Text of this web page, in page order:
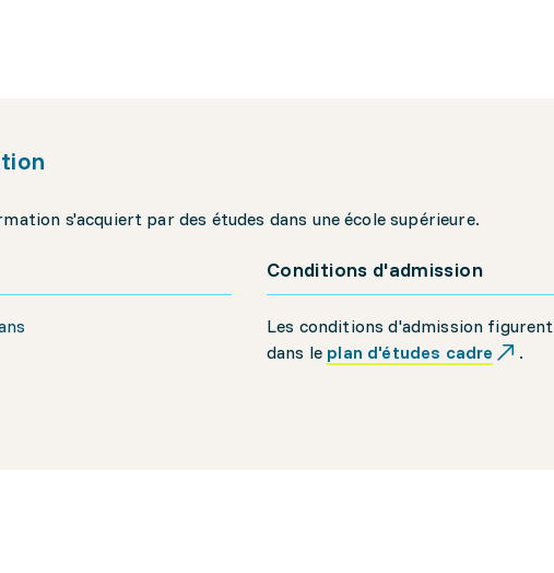
s'acquiert par des études dans une école supérieure.
Conditions d'admission
Les conditions d'admission figurent
dans le plan d'études cadre .